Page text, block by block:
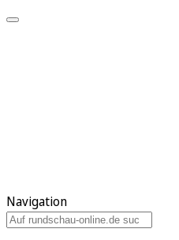
Navigation